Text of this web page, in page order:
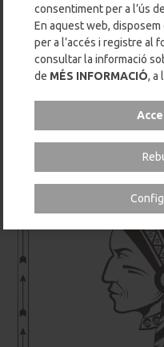
HERBARI
consentiment per a l’ús
En aquest web,
per a l’accés i registre al
consultar la informació
de MÉS INFORMACIÓ, a